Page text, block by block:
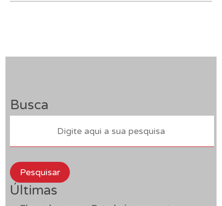
Busca
Pesquisar
Últimas